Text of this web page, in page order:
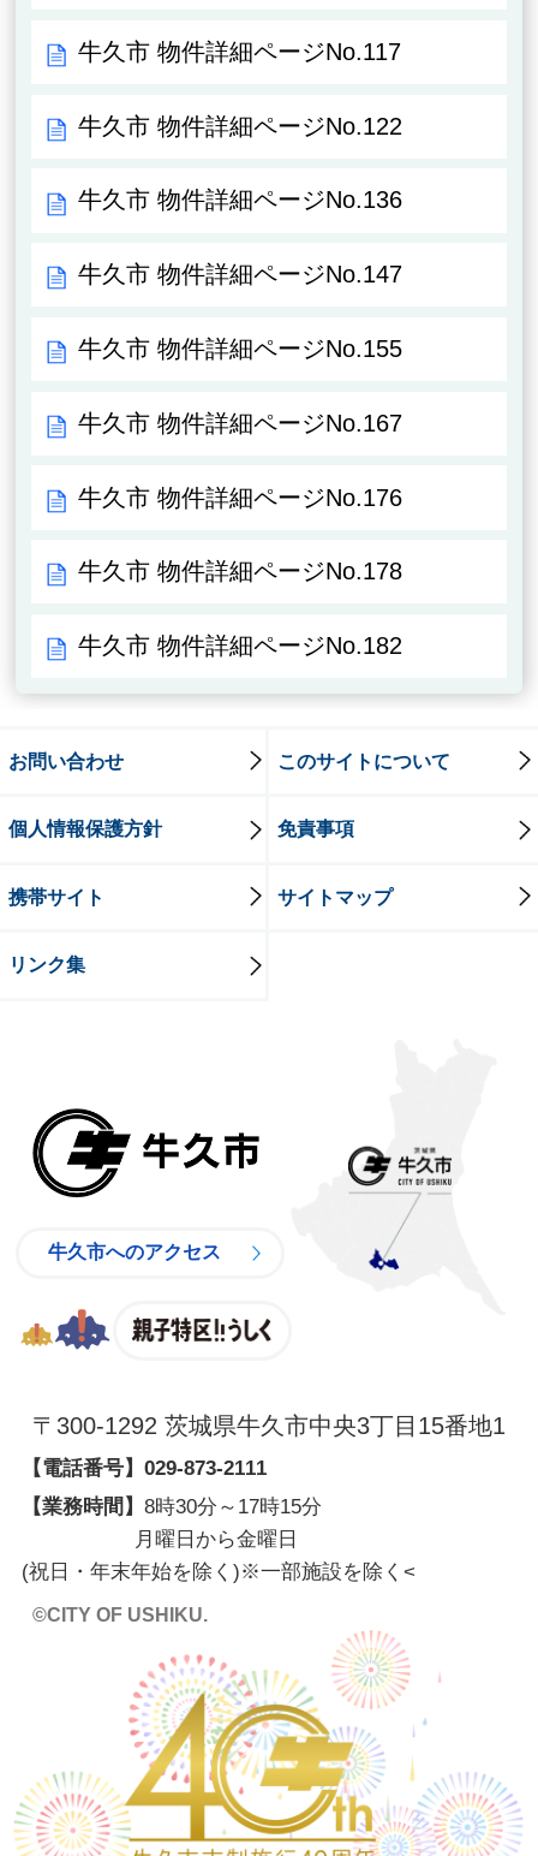
牛久市 物件詳細ページNo.117
牛久市 物件詳細ページNo.122
牛久市 物件詳細ページNo.136
牛久市 物件詳細ページNo.147
牛久市 物件詳細ページNo.155
牛久市 物件詳細ページNo.167
牛久市 物件詳細ページNo.176
牛久市 物件詳細ページNo.178
牛久市 物件詳細ページNo.182
お問い合わせ このサイトについて
個人情報保護方針 免責事項
携帯サイト サイトマップ
リンク集
牛久市へのアクセス
〒300-1292 茨城県牛久市中央3丁目15番地1
【電話番号】 029-873-2111
【業務時間】 8時30分～17時15分
月曜日から金曜日
(祝日・年末年始を除く)※一部施設を除く <
©CITY OF USHIKU.